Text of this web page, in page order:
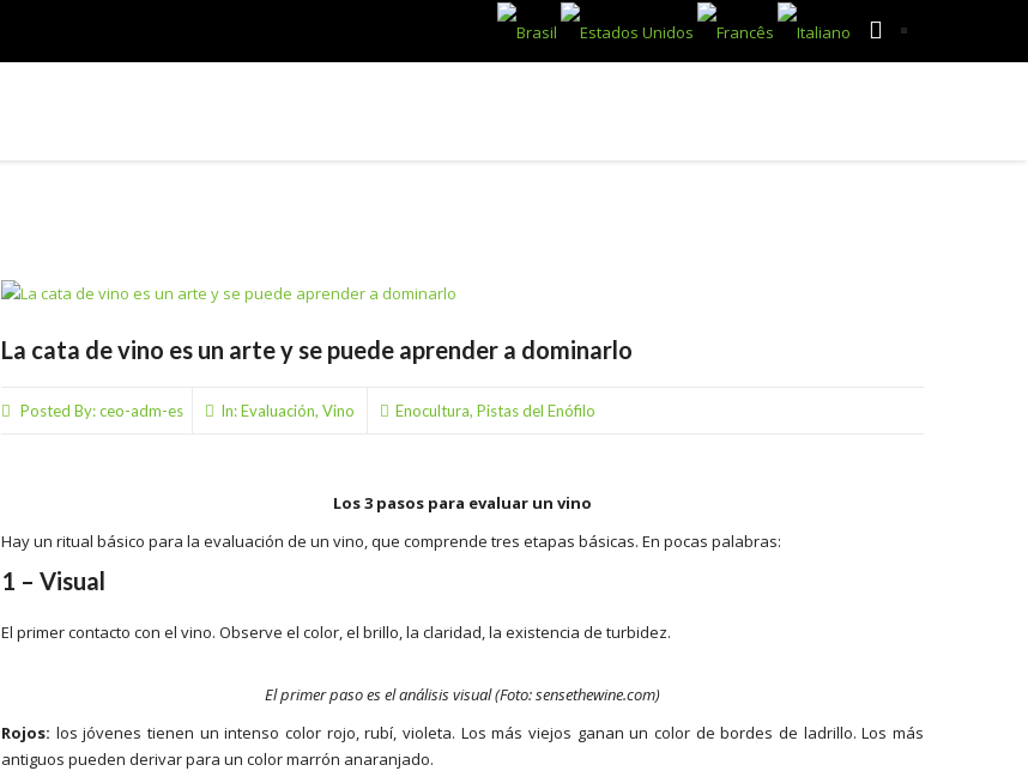
La cata de vino es un arte y se puede aprender a dominarlo
Posted By:ceo-adm-es In:Evaluación, Vino Enocultura, Pistas del Enófilo
Los 3 pasos para evaluar un vino
Hay un ritual básico para la evaluación de un vino, que comprende tres etapas básicas. En pocas palabras:
1 – Visual
El primer contacto con el vino. Observe el color, el brillo, la claridad, la existencia de turbidez.
El primer paso es el análisis visual (Foto: sensethewine.com)
Rojos: los jóvenes tienen un intenso color rojo, rubí, violeta. Los más viejos ganan un color de bordes de ladrillo. Los más
antiguos pueden derivar para un color marrón anaranjado.